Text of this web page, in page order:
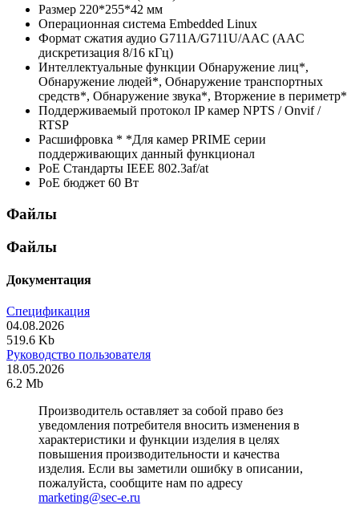
Размер 220*255*42 мм
Операционная система Embedded Linux
Формат сжатия аудио G711A/G711U/AAC (AAC
дискретизация 8/16 кГц)
Интеллектуальные функции Обнаружение лиц*,
Обнаружение людей*, Обнаружение транспортных
средств*, Обнаружение звука*, Вторжение в периметр*
Поддерживаемый протокол IP камер NPTS / Onvif /
RTSP
Расшифровка * *Для камер PRIME серии
поддерживающих данный функционал
PoE Стандарты IEEE 802.3af/at
PoE бюджет 60 Вт
Файлы
Файлы
Документация
Спецификация
04.08.2026
519.6 Kb
Руководство пользователя
18.05.2026
6.2 Mb
Производитель оставляет за собой право без
уведомления потребителя вносить изменения в
характеристики и функции изделия в целях
повышения производительности и качества
изделия. Если вы заметили ошибку в описании,
пожалуйста, сообщите нам по адресу
marketing@sec-e.ru